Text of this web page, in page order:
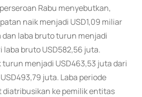
Rabu menyebutkan,
naik menjadi USD1,09 miliar
dan laba bruto turun menjadi
laba bruto USD582,56 juta.
turun menjadi USD463,53 juta dari
juta. Laba periode
diatribusikan ke pemilik entitas